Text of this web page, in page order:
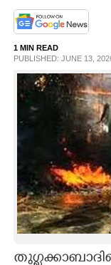
PHOTOS
LIFESTYLE
SPIRITUAL
ART
1 MIN READ
PUBLISHED: JUNE 13,